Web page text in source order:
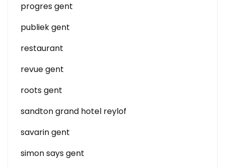
progres gent
publiek gent
restaurant
revue gent
roots gent
sandton grand hotel reylof
savarin gent
simon says gent